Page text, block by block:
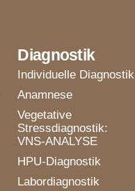
Diagnostik
Individuelle Diagnostik
Anamnese
Vegetative
Stressdiagnostik:
VNS-ANALYSE
HPU-Diagnostik
Labordiagnostik